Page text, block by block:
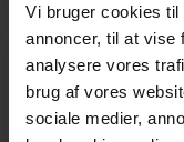
Vi bruger cookies
annoncer, til at vise
analysere vores
brug af vores
sociale medier,
Service